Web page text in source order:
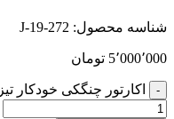
شناسه محصول: J-19-272
5٬000٬000 تومان
اکارتور چنگکی خودکار تیز J-19-272 surgicon 20cm عدد